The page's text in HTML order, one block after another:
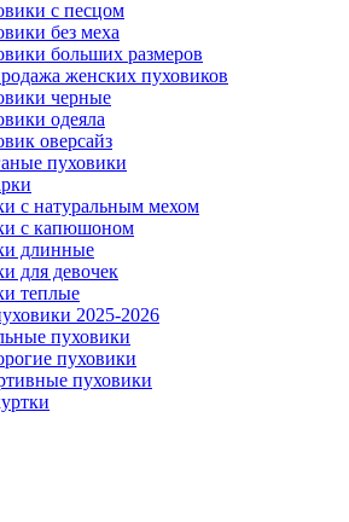
с песцом
без меха
больших размеров
женских пуховиков
черные
одеяла
оверсайз
пуховики
с натуральным мехом
с капюшоном
длинные
для девочек
теплые
2025-2026
пуховики
пуховики
пуховики